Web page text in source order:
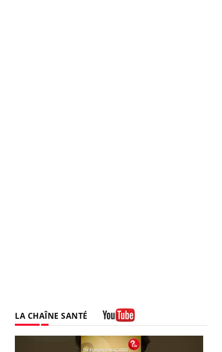
LA CHAÎNE SANTÉ